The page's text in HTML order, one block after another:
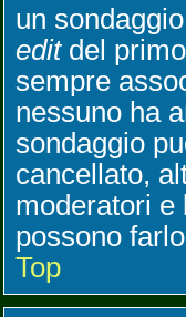
un
editdel
sempre
nessuno ha
sondaggio
cancellato,
moderatori e
possono
Top